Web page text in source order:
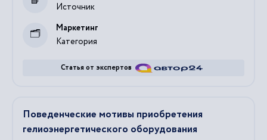
Источник
Категория
Маркетинг
Статья от экспертов
Поведенческие мотивы приобретения
гелиоэнергетического оборудования